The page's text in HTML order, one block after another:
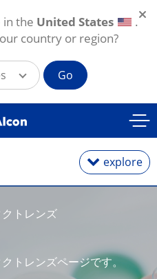
explore
トレンズ
トレンズページです。
in the United States
.
country or region?
Go